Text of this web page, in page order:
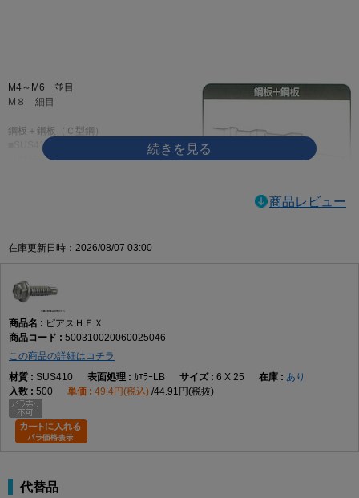
M4～M6 並目
M８ 細目
鋼板＋鋼板（Ｃ型鋼）
■SUS410とステンレス
（XM7、304）の違い。
ます。
SUS304はステンレス鋼材のうち、耐熱鋼として最も広く普及している鋼種の
一つです。
耐食性、溶接性、機械的性質が良好なことで知られます。
商品レビュー
在庫更新日時：2026/08/07 03:00
ピアスＨＥＸ
500310020060025046
この商品の詳細はコチラ
SUS410
ｶｴﾗｰLB 6 X 25
あり
500
49.4円(税込) 44.91円(税抜)
代替品